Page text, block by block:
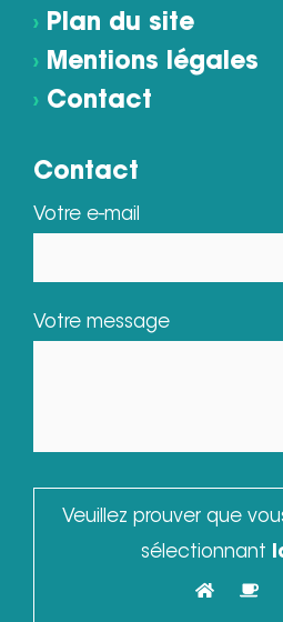
› Plan du site
› Mentions légales
› Contact
Contact
Votre e-mail
Votre message
Veuillez prouver que
sélectionnant